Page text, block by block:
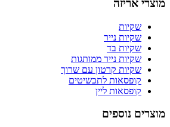
מוצרי אריזה
שקיות
שקיות נייר
שקיות בד
שקיות נייר ממותגות
שקיות קרטון עם שרוך
קופסאות לתכשיטים
קופסאות ליין
מוצרים נוספים